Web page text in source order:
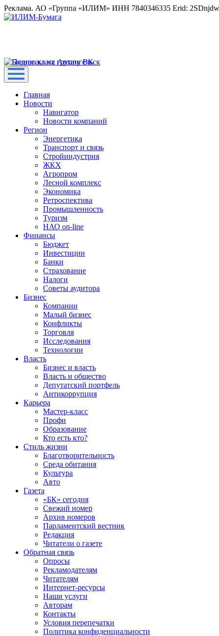
Реклама. АО «Группа «ИЛИМ» ИНН 7840346335 Erid:
Главная
Новости
Навигатор
Новости компаний
Регион
Энергетика
Транспорт и связь
Стройиндустрия
ЖКХ
Агропром
Лесной комплекс
Экономика
Ретроспектива
Промышленность
Туризм
НАО on-line
Финансы
Бюджет
Инвестиции
Банки
Страхование
Налоги
Советы аудитора
Бизнес
Компании
Малый бизнес
Конфликты
Торговля
Исследования
Технологии
Власть
Бизнес и власть
Власть и общество
Депутатский портфель
Антикоррупция
Карьера
Мастер-класс
Профи
Образование
Кто есть кто?
Стиль жизни
Благотворительность
Среда обитания
Культура
Авто
Газета
«БК» сегодня
Свежий номер
Архив номеров
Парламентский вестник
Редакция
Читатели о газете
Обратная связь
Опросы
Рекламодателям
Читателям
Интернет-ресурсы
Наши услуги
Авторам
Контакты
Условия перепечатки
Политика конфиденциальности